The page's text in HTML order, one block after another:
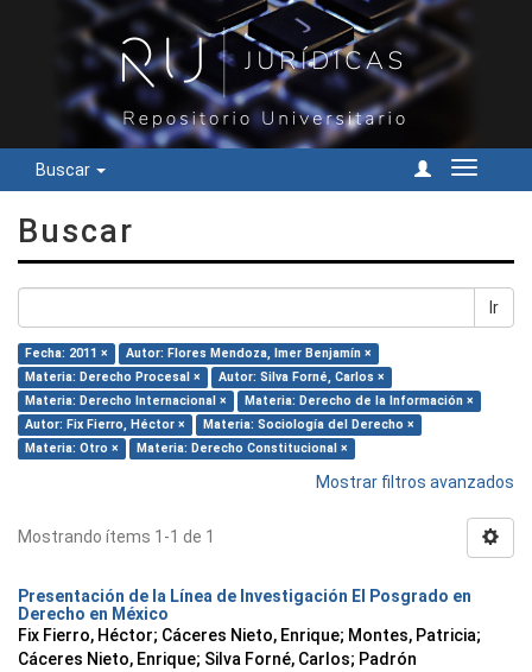
Buscar
Cambiar
Buscar
Ir
Fecha: 2011 ×
Autor: Flores Mendoza, Imer Benjamín ×
Materia: Derecho Procesal ×
Autor: Silva Forné, Carlos ×
Materia: Derecho Internacional ×
Materia: Derecho de la Información ×
Autor: Fix Fierro, Héctor ×
Materia: Sociología del Derecho ×
Materia: Otro ×
Materia: Derecho Constitucional ×
Mostrar filtros avanzados
Mostrando ítems 1-1 de 1
Presentación de la Línea de Investigación El Posgrado en
Derecho en México
Fix Fierro, Héctor; Cáceres Nieto, Enrique; Montes, Patricia;
Cáceres Nieto, Enrique; Silva Forné, Carlos; Padrón